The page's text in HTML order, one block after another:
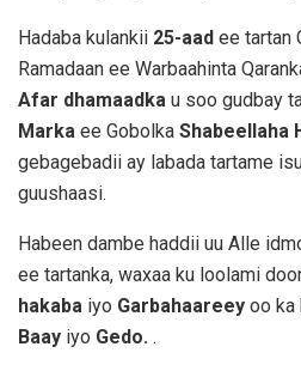
Hadaba kulankii 25-aad ee tartan
Ramadaan ee Warbaahinta
Afar dhamaadka u soo gudbay
Marka ee Gobolka Shabeellaha
gebagebadii ay labada tartame
guushaasi.
Habeen dambe haddii uu Alle
ee tartanka, waxaa ku loolami
hakaba iyo Garbahaareey oo ka
Baay iyo Gedo. .